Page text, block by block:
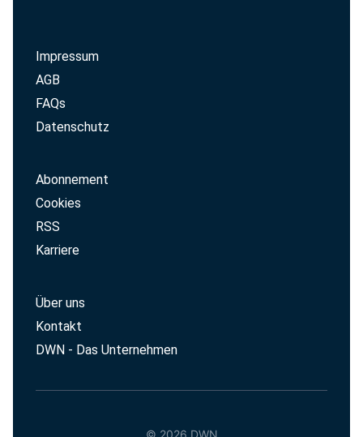
Impressum
AGB
FAQs
Datenschutz
Abonnement
Cookies
RSS
Karriere
Über uns
Kontakt
DWN - Das Unternehmen
© 2026 DWN